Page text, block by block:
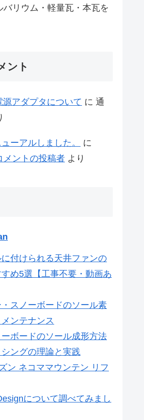
バリウム・軽量瓦・本瓦を
ント
源アダプタについて に 通
ーアルしました。
に
メントの投稿者 より
付けられる天井ファンの
め5選【工事不要・動画あ
スノーボードのソール素
ンテナンス
ボードのソール成形方法
ングの理論と実践
ン ネコママウンテン リフ
について調べてみまし